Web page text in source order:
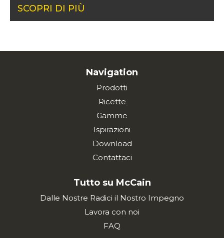
SCOPRI DI PIÙ
Navigation
Prodotti
Ricette
Gamme
Ispirazioni
Download
Contattaci
Tutto su McCain
Dalle Nostre Radici il Nostro Impegno
Lavora con noi
FAQ